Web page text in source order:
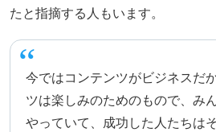
たと指摘する人もいます。
今ではコンテンツがビジネスだ
ツは楽しみのためのもので、み
やっていて、成功した人たちは